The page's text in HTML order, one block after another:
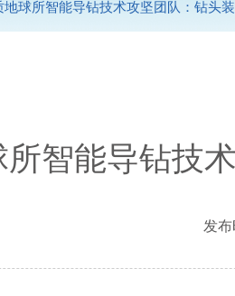
地球所智能导钻技术攻坚团队：钻头装
智能导钻技
发布时